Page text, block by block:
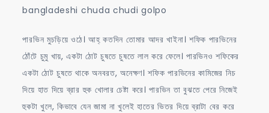
bangladeshi chuda chudi golpo
পারভিন মুচড়িয়ে ওঠে। আহ্ কতদিন তোমার আদর খাইনা। শফিক পারভিনের
ঠোঁটে চুমু খায়, একটা ঠোট চুষতে চুষতে লাল করে ফেলে। পারভিনও শফিকের
একটা ঠোট চুষতে থাকে অনবরত, অনেক্ষণ। শফিক পারভিনের কামিজের নিচ
দিয়ে হাত দিয়ে ব্রার হুক খোলার চেষ্টা করে। পারভিন তা বুঝতে পেরে নিজেই
হুকটা খুলে, কিভাবে যেন জামা না খুলেই হাতের ভিতর দিয়ে ব্রাটা বের করে